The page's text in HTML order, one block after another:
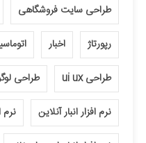
طراحی سایت فروشگاهی
رپورتاژ اخبار
طراحی ui ux طراحی
نرم افزار انبار آنلاین نرم